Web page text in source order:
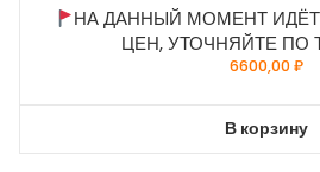
НА ДАННЫЙ МОМЕНТ
ЦЕН, УТОЧНЯЙТЕ ПО
6600,00₽
В корзину